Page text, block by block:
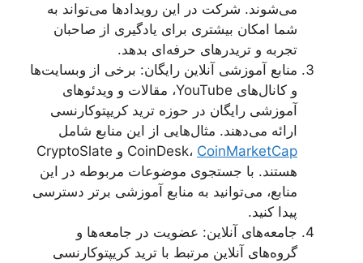
می‌شوند. شرکت در این رویدادها می‌تواند به
شما امکان بیشتری برای یادگیری از صاحبان
تجربه و تریدرهای حرفه‌ای بدهد.
منابع آموزشی آنلاین رایگان: برخی از وبسایت‌ها
و کانال‌های YouTube، مقالات و ویدئوهای
آموزشی رایگان در حوزه ترید کریپتوکارنسی
ارائه می‌دهند. مثال‌هایی از این منابع شامل
CoinDesk، CoinMarketCap
و CryptoSlate
هستند. با جستجوی موضوعات مربوطه در این
منابع، می‌توانید به منابع آموزشی برتر دسترسی
پیدا کنید.
جامعه‌های آنلاین: عضویت در جامعه‌ها و
گروه‌های آنلاین مرتبط با ترید کریپتوکارنسی